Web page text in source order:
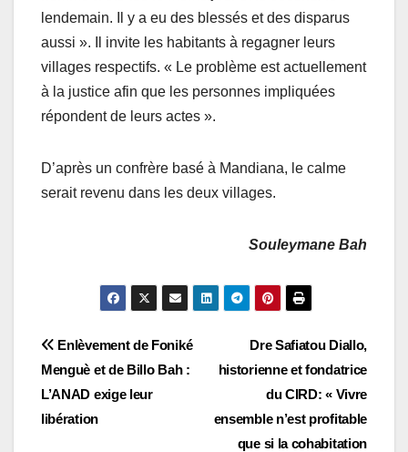
lendemain. Il y a eu des blessés et des disparus
aussi ». Il invite les habitants à regagner leurs
villages respectifs. « Le problème est actuellement
à la justice afin que les personnes impliquées
répondent de leurs actes ».
D’après un confrère basé à Mandiana, le calme
serait revenu dans les deux villages.
Souleymane Bah
Navigation
de
l’article
Dre Safiatou Diallo,
historienne et fondatrice
du CIRD: « Vivre
ensemble n’est profitable
que si la cohabitation
Enlèvement de Foniké
Menguè et de Billo Bah :
L’ANAD exige leur
libération